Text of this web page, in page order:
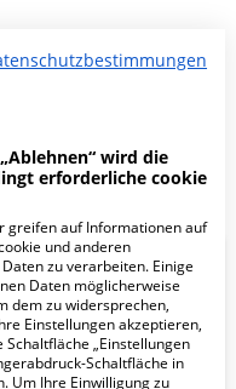
Hormonzentrum in
zu dieser Klinik.
wird die
erforderliche cookie
greifen auf Informationen auf
und anderen
zu verarbeiten. Einige
Daten möglicherweise
dem zu widersprechen,
Einstellungen akzeptieren,
„Einstellungen
Schaltfläche in
Um Ihre Einwilligung zu